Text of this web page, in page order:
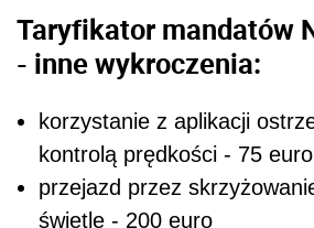
Taryfikator mandatów
- inne wykroczenia:
korzystanie z aplikacji
kontrolą prędkości - 75 euro
przejazd przez
świetle - 200 euro